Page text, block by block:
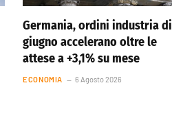
Germania, ordini industria di
giugno accelerano oltre le
attese a +3,1% su mese
ECONOMIA 6 Agosto 2026